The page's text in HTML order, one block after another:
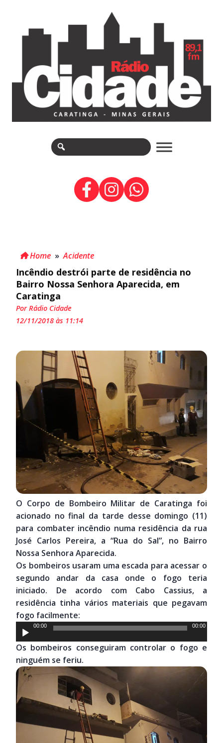
Home »Acidente
Incêndio destrói parte de residência no
Bairro Nossa Senhora Aparecida, em
Caratinga
Por Rádio Cidade
12/11/2018 às 11:14
O Corpo de Bombeiro Militar de Caratinga foi
acionado no final da tarde desse domingo (11)
para combater incêndio numa residência da rua
José Carlos Pereira, a “Rua do Sal”, no Bairro
Nossa Senhora Aparecida.
Os bombeiros usaram uma escada para acessar o
segundo andar da casa onde o fogo teria
iniciado. De acordo com Cabo Cassius, a
residência tinha vários materiais que pegavam
fogo facilmente:
Tocador
de
áudio
00:00 00:00
Os bombeiros conseguiram controlar o fogo e
ninguém se feriu.